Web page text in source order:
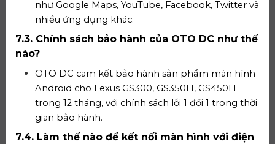
như Google Maps, YouTube, Facebook, Twitter và
nhiều ứng dụng khác.
7.3. Chính sách bảo hành của OTO DC như thế
nào?
OTO DC cam kết bảo hành sản phẩm màn hình
Android cho Lexus GS300, GS350H, GS450H
trong 12 tháng, với chính sách lỗi 1 đổi 1 trong thời
gian bảo hành.
7.4. Làm thế nào để kết nối màn hình với điện